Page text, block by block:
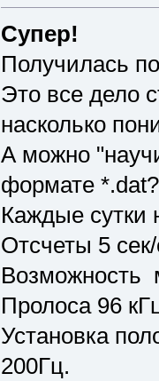
Супер!
Получилась
Это все дело
насколько
А можно
формате *.dat?
Каждые сутки
Отсчеты 5
Возможность
Пролоса 96
Установка
200Гц.